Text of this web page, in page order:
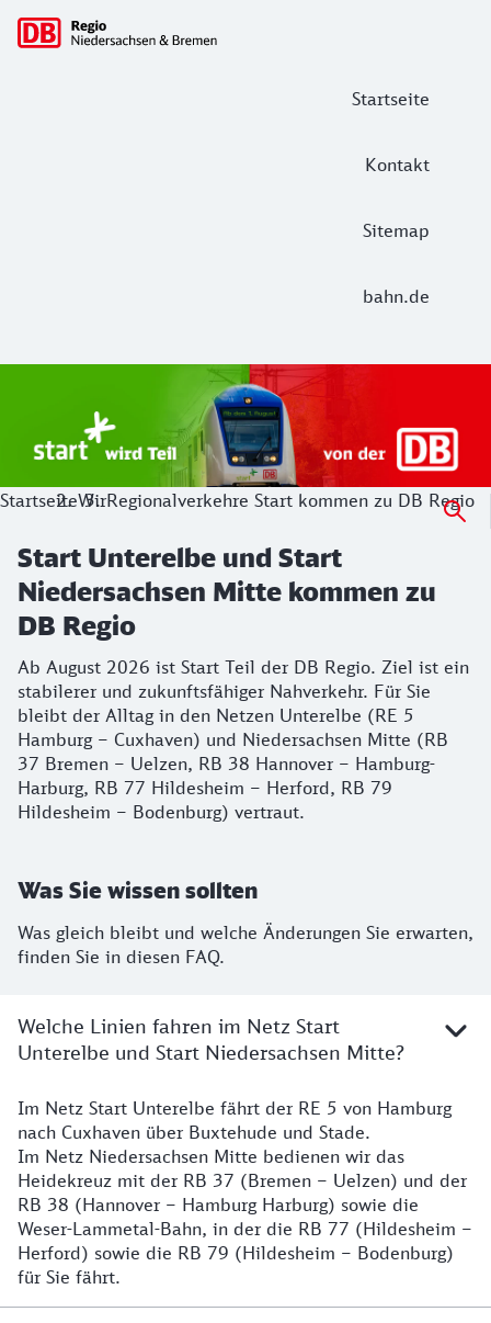
Startseite
Kontakt
Sitemap
bahn.de
Hauptnavigation
Start Unterelbe und Start
Ab August 2026 ist Start Teil der DB Regio. Ziel ist ein
StartseiteWirRegionalverkehre Start kommen zu DB Regio
Start Unterelbe und Start
Niedersachsen Mitte kommen zu
DB Regio
Ab August 2026 ist Start Teil der DB Regio. Ziel ist ein
stabilerer und zukunftsfähiger Nahverkehr. Für Sie
bleibt der Alltag in den Netzen Unterelbe (RE 5
Hamburg – Cuxhaven) und Niedersachsen Mitte (RB
37 Bremen – Uelzen, RB 38 Hannover – Hamburg-
Harburg, RB 77 Hildesheim – Herford, RB 79
Hildesheim – Bodenburg) vertraut.
Was Sie wissen sollten
Was gleich bleibt und welche Änderungen Sie erwarten,
finden Sie in diesen FAQ.
Welche Linien fahren im Netz Start
Unterelbe und Start Niedersachsen Mitte?
Details
Im Netz Start Unterelbe fährt der RE 5 von Hamburg
nach Cuxhaven über Buxtehude und Stade.
Im Netz Niedersachsen Mitte bedienen wir das
Heidekreuz mit der RB 37 (Bremen – Uelzen) und der
RB 38 (Hannover – Hamburg Harburg) sowie die
Weser-Lammetal-Bahn, in der die RB 77 (Hildesheim –
Herford) sowie die RB 79 (Hildesheim – Bodenburg)
für Sie fährt.